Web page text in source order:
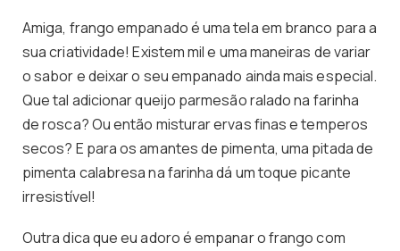
Amiga, frango empanado é uma tela em branco para a
sua criatividade! Existem mil e uma maneiras de variar
o sabor e deixar o seu empanado ainda mais especial.
Que tal adicionar queijo parmesão ralado na farinha
de rosca? Ou então misturar ervas finas e temperos
secos? E para os amantes de pimenta, uma pitada de
pimenta calabresa na farinha dá um toque picante
irresistível!
Outra dica que eu adoro é empanar o frango com